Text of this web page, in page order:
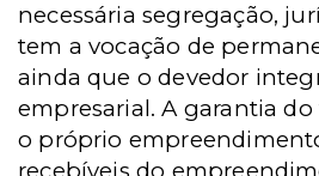
necessária segregação,
tem a vocação de
ainda que o devedor
empresarial. A garantia
o próprio